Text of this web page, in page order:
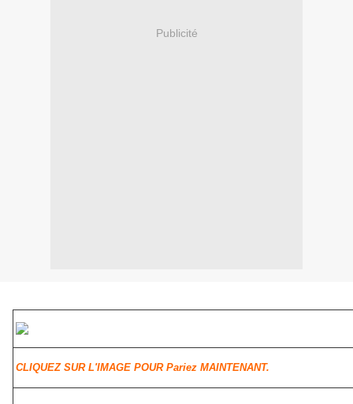
Publicité
CLIQUEZ SUR L'IMAGE POUR Pariez MAINTENANT.